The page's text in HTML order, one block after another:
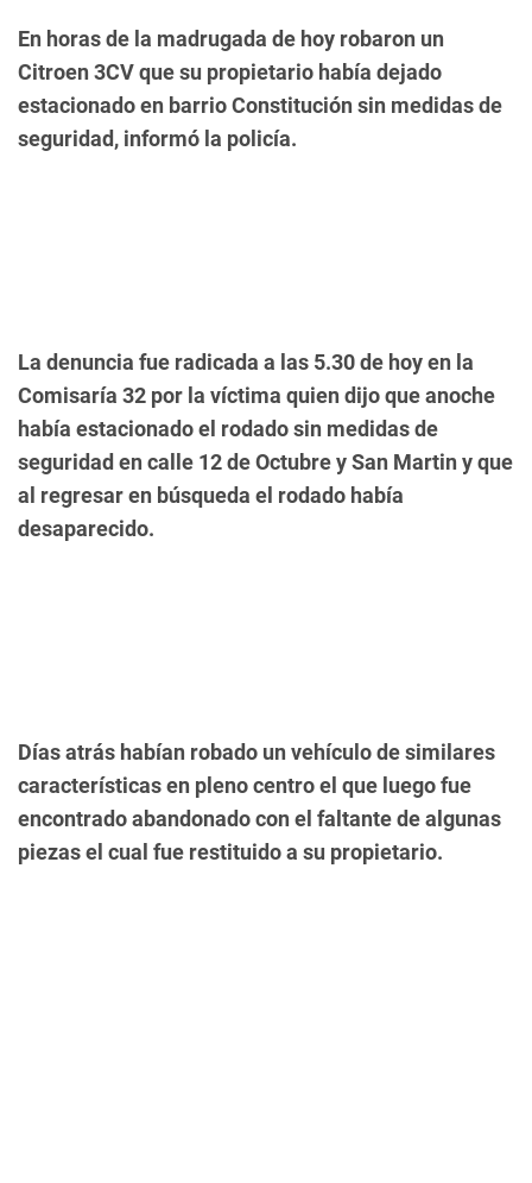
En horas de la madrugada de hoy robaron un
Citroen 3CV que su propietario había dejado
estacionado en barrio Constitución sin medidas de
seguridad, informó la policía.
La denuncia fue radicada a las 5.30 de hoy en la
Comisaría 32 por la víctima quien dijo que anoche
había estacionado el rodado sin medidas de
seguridad en calle 12 de Octubre y San Martin y que
al regresar en búsqueda el rodado había
desaparecido.
Días atrás habían robado un vehículo de similares
características en pleno centro el que luego fue
encontrado abandonado con el faltante de algunas
piezas el cual fue restituido a su propietario.